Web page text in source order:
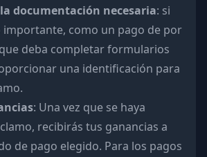
documentación necesaria: si
como un pago de por
deba completar formularios
una identificación para
: Una vez que se haya
recibirás tus ganancias a
de pago elegido. Para los pagos